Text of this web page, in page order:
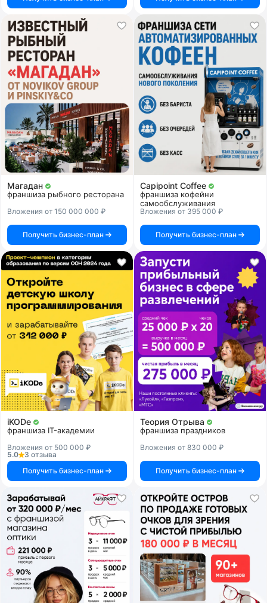
Магадан
франшиза рыбного ресторана
Вложения от 150 000 000 ₽
Получить бизнес-план
Capipoint Coffee
франшиза кофейни
самообслуживания
Вложения от 395 000 ₽
Получить бизнес-план
iKODe
франшиза IT-академии
Вложения от 500 000 ₽
5.0
3 отзыва
Получить бизнес-план
Теория Отрыва
франшиза праздников
Вложения от 830 000 ₽
Получить бизнес-план